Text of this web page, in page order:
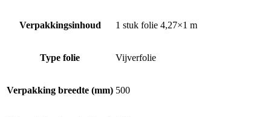
Verpakkingsinhoud 1 stuk folie 4,27×1 m
Type folie Vijverfolie
Verpakking breedte (mm) 500